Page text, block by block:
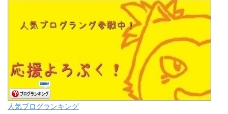
人気ブログランキング